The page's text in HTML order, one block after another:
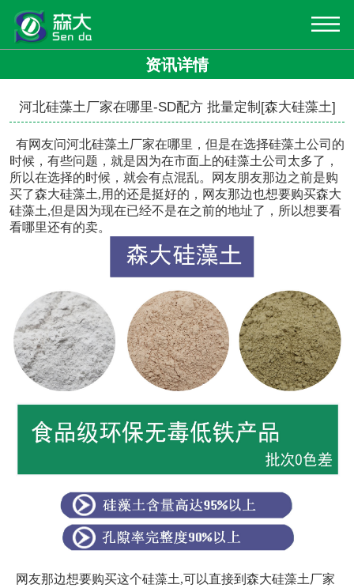
资讯详情
河北硅藻土厂家在哪里-SD配方 批量定制[森大硅藻土]
有网友问河北硅藻土厂家在哪里 ，但是在选择硅藻土公司的
时候，有些问题，就是因为在市面上的硅藻土公司太多了，
所以在选择的时候，就会有点混乱。网友朋友那边之前是购
买了森大硅藻土,用的还是挺好的，网友那边也想要购买森大
硅藻土,但是因为现在已经不是在之前的地址了，所以想要看
看哪里还有的卖。
网友那边想要购买这个硅藻土,可以直接到森大硅藻土厂家